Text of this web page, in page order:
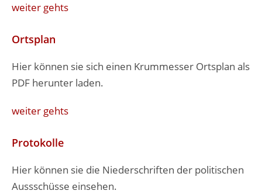
weiter gehts
Ortsplan
Hier können sie sich einen Krummesser Ortsplan als
PDF herunter laden.
weiter gehts
Protokolle
Hier können sie die Niederschriften der politischen
Aussschüsse einsehen.